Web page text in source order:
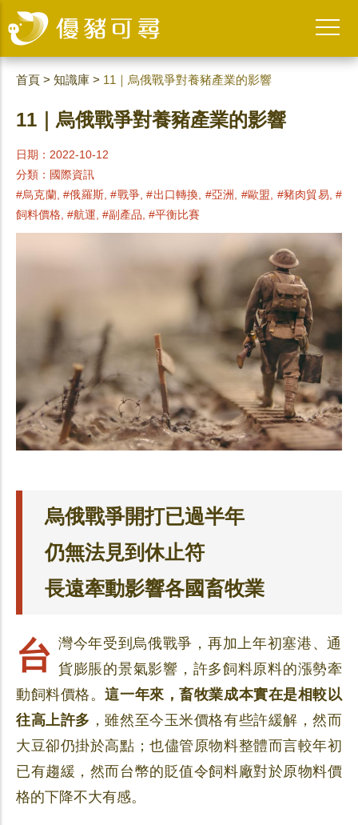
首頁 > 知識庫 > 11｜烏俄戰爭對養豬產業的影響
11｜烏俄戰爭對養豬產業的影響
日期：2022-10-12
分類： 國際資訊
#烏克蘭, #俄羅斯, #戰爭, #出口轉換, #亞洲, #歐盟, #豬肉貿易, #
飼料價格, #航運, #副產品, #平衡比賽
烏俄戰爭開打已過半年
仍無法見到休止符
長遠牽動影響各國畜牧業
台灣今年受到烏俄戰爭，再加上年初塞港、通 貨膨脹的景氣影響，許多飼料原料的漲勢牽
動飼料價格。這一年來，畜牧業成本實在是相較以
往高上許多 ，雖然至今玉米價格有些許緩解，然而
大豆卻仍掛於高點；也儘管原物料整體而言較年初
已有趨緩，然而台幣的貶值令飼料廠對於原物料價
格的下降不大有感。